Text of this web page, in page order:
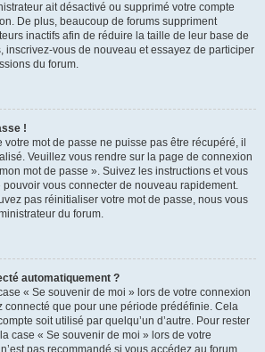
ait désactivé ou supprimé votre compte
De plus, beaucoup de forums suppriment
inactifs afin de réduire la taille de leur base de
inscrivez-vous de nouveau et essayez de participer
du forum.
!
mot de passe ne puisse pas être récupéré, il
Veuillez vous rendre sur la page de connexion
mot de passe ». Suivez les instructions et vous
vous connecter de nouveau rapidement.
pas réinitialiser votre mot de passe, nous vous
du forum.
automatiquement ?
« Se souvenir de moi » lors de votre connexion
connecté que pour une période prédéfinie. Cela
soit utilisé par quelqu’un d’autre. Pour rester
case « Se souvenir de moi » lors de votre
pas recommandé si vous accédez au forum